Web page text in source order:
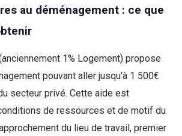
au déménagement : ce que
1% Logement) propose
pouvant aller jusqu'à 1 500€
secteur privé. Cette aide est
de ressources et de motif du
du lieu de travail, premier